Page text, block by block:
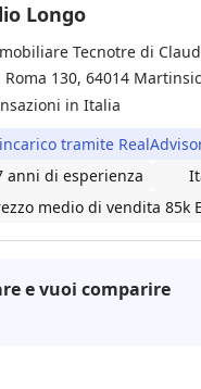
Claudio Longo
Tecnotre di
Roma 130, 64014
in Italia
tramite
anni di esperienza
medio di vendita 85k
e vuoi comparire